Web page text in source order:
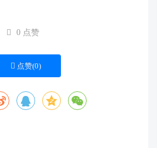
0 点赞
点赞(0)